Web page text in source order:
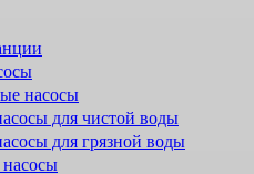
насосы
для чистой воды
для грязной воды